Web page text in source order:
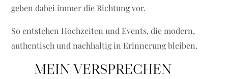
geben dabei immer die Richtung vor.
So entstehen Hochzeiten und Events, die modern,
authentisch und nachhaltig in Erinnerung bleiben.
MEIN VERSPRECHEN